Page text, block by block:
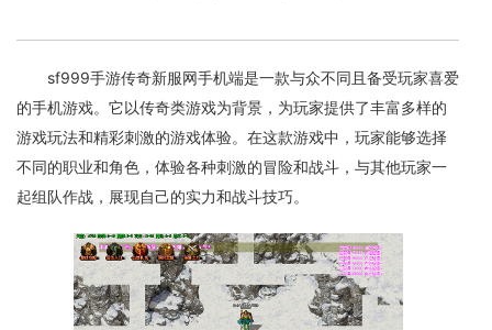
sf999手游传奇新服网手机端是一款与众不同且备受玩家喜爱
的手机游戏。它以传奇类游戏为背景，为玩家提供了丰富多样的
游戏玩法和精彩刺激的游戏体验。在这款游戏中，玩家能够选择
不同的职业和角色，体验各种刺激的冒险和战斗，与其他玩家一
起组队作战，展现自己的实力和战斗技巧。